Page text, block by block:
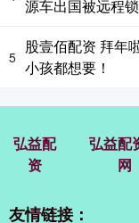
源车出国被远程
5
股壹佰配资 拜年
小孩都想要！
弘益配
资
弘益配
网
友情链接：